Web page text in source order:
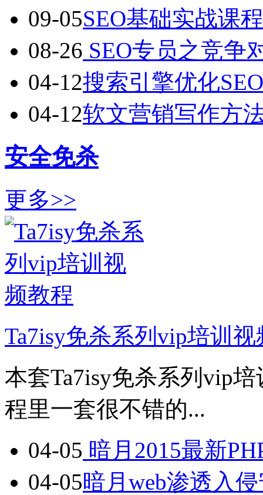
09-05SEO基础实战课
08-26 SEO专员之竞争
04-12搜索引擎优化
04-12软文营销写作方
安全免杀
更多>>
Ta7isy免杀系列vip培训
本套Ta7isy免杀系列vip
程里一套很不错的...
04-05 暗月2015最新
04-05暗月web渗透入